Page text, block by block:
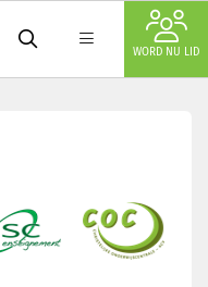
WORD NU LID